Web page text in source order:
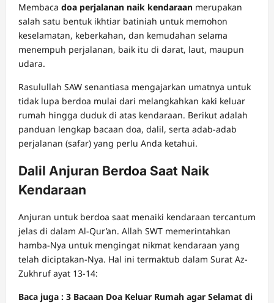
Membaca doa perjalanan naik kendaraan merupakan
salah satu bentuk ikhtiar batiniah untuk memohon
keselamatan, keberkahan, dan kemudahan selama
menempuh perjalanan, baik itu di darat, laut, maupun
udara.
Rasulullah SAW senantiasa mengajarkan umatnya untuk
tidak lupa berdoa mulai dari melangkahkan kaki keluar
rumah hingga duduk di atas kendaraan. Berikut adalah
panduan lengkap bacaan doa, dalil, serta adab-adab
perjalanan (safar) yang perlu Anda ketahui.
Dalil Anjuran Berdoa Saat Naik
Kendaraan
Anjuran untuk berdoa saat menaiki kendaraan tercantum
jelas di dalam Al-Qur’an. Allah SWT memerintahkan
hamba-Nya untuk mengingat nikmat kendaraan yang
telah diciptakan-Nya. Hal ini termaktub dalam Surat Az-
Zukhruf ayat 13-14:
Baca juga : 3 Bacaan Doa Keluar Rumah agar Selamat di